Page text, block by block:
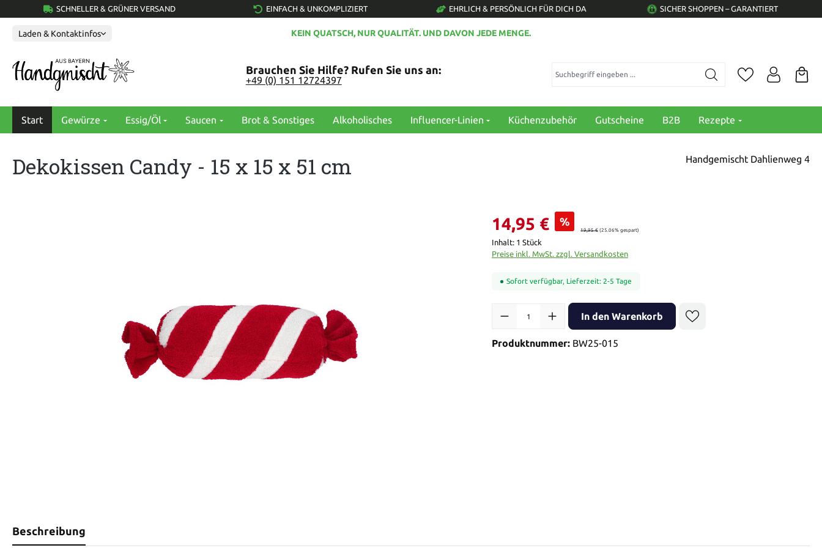
Zur Hauptnavigation springen
SCHNELLER & GRÜNER VERSAND EINFACH & UNKOMPLIZIERT EHRLICH & PERSÖNLICH FÜR DICH DA SICHER SHOPPEN – GARANTIERT
Laden & Kontaktinfos KEIN QUATSCH, NUR QUALITÄT. UND DAVON JEDE MENGE.
Brauchen Sie Hilfe? Rufen Sie uns an:
+49 (0) 151 12724397
Suchbegriff eingeben ...
Start Gewürze Essig/Öl Saucen Brot & Sonstiges Alkoholisches Influencer-Linien Küchenzubehör Gutscheine B2B Rezepte
Dekokissen Candy - 15 x 15 x 51 cm Handgemischt Dahlienweg 4
14,95 € %
19,95 € (25.06% gespart)
Inhalt: 1 Stück
Preise inkl. MwSt. zzgl. Versandkosten
Sofort verfügbar, Lieferzeit: 2-5 Tage
Produkt Anzahl: Gib den gewünschten Wert ein oder benutze die
In den Warenkorb
Produktnummer: BW25-015
Beschreibung